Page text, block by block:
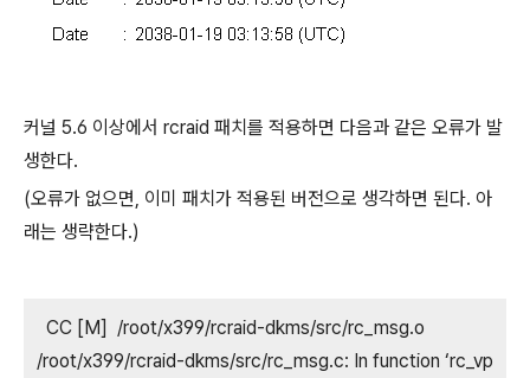
커널 5.6 이상에서 rcraid 패치를 적용하면 다음과 같은 오류가 발
생한다.
(오류가 없으면, 이미 패치가 적용된 버전으로 생각하면 된다. 아
래는 생략한다.)
CC [M] /root/x399/rcraid-dkms/src/rc_msg.o
/root/x399/rcraid-dkms/src/rc_msg.c: In function ‘rc_vp